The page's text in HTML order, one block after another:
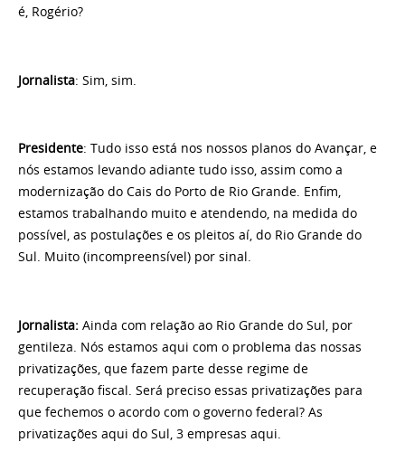
é, Rogério?
Jornalista: Sim, sim.
Presidente: Tudo isso está nos nossos planos do Avançar, e
nós estamos levando adiante tudo isso, assim como a
modernização do Cais do Porto de Rio Grande. Enfim,
estamos trabalhando muito e atendendo, na medida do
possível, as postulações e os pleitos aí, do Rio Grande do
Sul. Muito (incompreensível) por sinal.
Jornalista: Ainda com relação ao Rio Grande do Sul, por
gentileza. Nós estamos aqui com o problema das nossas
privatizações, que fazem parte desse regime de
recuperação fiscal. Será preciso essas privatizações para
que fechemos o acordo com o governo federal? As
privatizações aqui do Sul, 3 empresas aqui.